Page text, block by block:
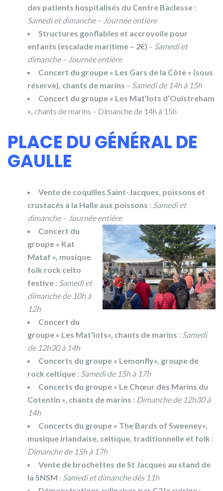
des patients hospitalisés du Centre Baclesse :
Samedi et dimanche – Journée entière
Structures gonflables et accrovoile pour
enfants (escalade maritime – 2€) – Samedi et
dimanche – Journée entière
Concert du groupe « Les Gars de la Côte » (sous
réserve), chants de marins – Samedi de 14h à 15h
Concert du groupe « Les Mat’lots d’Ouistreham
», chants de marins – Dimanche de 14h à 15h
PLACE DU GÉNÉRAL DE
GAULLE
Vente de coquilles Saint-Jacques, poissons et
crustacés à la Halle aux poissons : Samedi et
dimanche – Journée entière
Concert du
groupe « Kat
Mataf », musique
folk rock celto
festive : Samedi et
dimanche de 10h à
12h
Concert du
groupe « Les Mat’lots», chants de marins : Samedi
de 12h30 à 14h
Concerts du groupe « Lemonfly», groupe de
rock celtique : Samedi de 15h à 17h
Concerts du groupe « Le Chœur des Marins du
Cotentin », chants de marins : Dimanche de 12h30 à
14h
Concerts du groupe « The Bards of Sweeney»,
musique irlandaise, celtique, traditionnelle et folk :
Dimanche de 15h à 17h
Vente de brochettes de St Jacques au stand de
la SNSM : Samedi et dimanche dès 11h